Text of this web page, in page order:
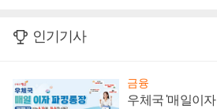
인기기사
금융
우체국 '매일이